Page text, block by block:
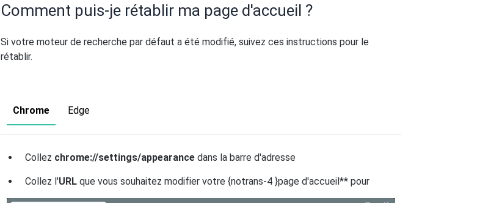
Comment puis-je rétablir ma page d'accueil ?
Si votre moteur de recherche par défaut a été modifié, suivez ces instructions pour le
rétablir.
Chrome Edge
Collez chrome://settings/appearance dans la barre d'adresse
Collez l'URL que vous souhaitez modifier votre {notrans-4 }page d'accueil** pour